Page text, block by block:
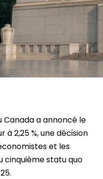
Canada a annoncé le
2,25 %, une décision
et les
cinquième statu quo